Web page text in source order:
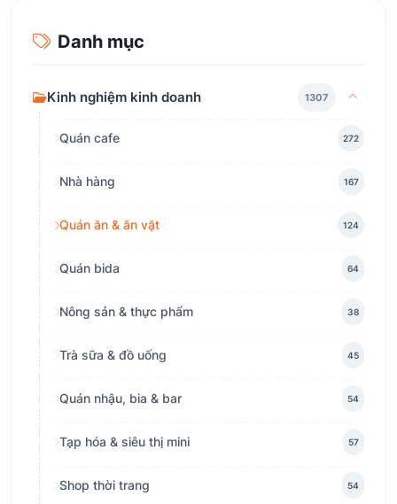
Danh mục
Kinh nghiệm kinh doanh 1307
Quán cafe 272
Nhà hàng 167
Quán ăn & ăn vặt 124
Quán bida 64
Nông sản & thực phẩm 38
Trà sữa & đồ uống 45
Quán nhậu, bia & bar 54
Tạp hóa & siêu thị mini 57
Shop thời trang 54